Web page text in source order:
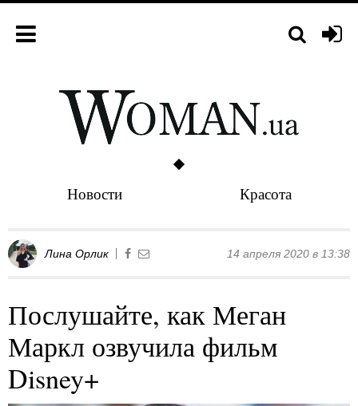
Новости Красота
Лина Орлик 14 апреля 2020 в 13:38
Послушайте, как Меган
Маркл озвучила фильм
Disney+